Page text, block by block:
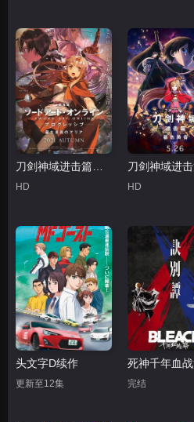
HD HD
头文字D续作
更新至12集 完结